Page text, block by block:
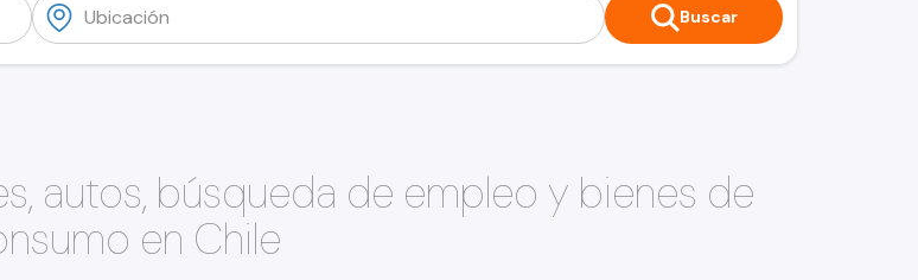
Buscar
autos, búsqueda de empleo y bienes de
en Chile